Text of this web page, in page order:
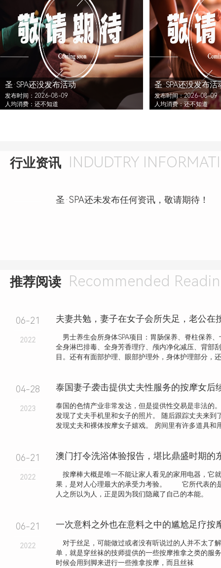
圣·SPA还没发布活动
发布时间：2026-08-09
人均消费：还不知道
圣·SPA还没发布活
发布时间：2026-08-09
人均消费：还不知道
行业资讯 INDUDTRY
圣·SPA还未发布任何资讯，敬请期待！
推荐阅读 Recommended
06-21
2022
男士养生会所身体SPA项目：胃肠保养、脊柱保养
全身淋巴排毒、全身芳香理疗、颅内净化减压、背部
目。还有有面部护理、眼部护理外，身体护理部分，
04-28
2023
泰国的色情产业非常发达，但是提供性交易是非法的
发现了丈夫手机里和女子的照片。 随后跟踪丈夫来到
发现丈夫和裸体按摩女子嬉戏。 房间里有许多道具和
06-21
2022
澳门打令洗浴体验报告，堪比鼎盛时期的
按摩棒大概是唯一不能让家人看见的家用电器，它
果，是对人心理最大的承受力考验。 它所代表的
人之所以为人，正是因为我们隐藏了自己的本能。
06-21
2022
一次意料之外也在意料之中的尴尬足疗按
对于丝足，可能做过或者没有听说过的人并不太了
单，就是穿丝袜的技师提供的一些按摩推拿之类的服
时候会用到脚来进行一些推拿按摩，而且丝袜